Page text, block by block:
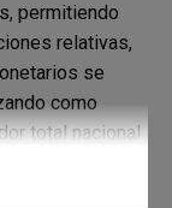
permitiendo
relativas,
se
como
totalnacional